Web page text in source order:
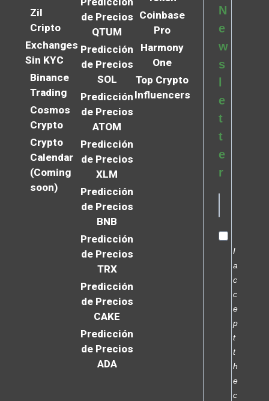
Zil
Cripto
Exchanges
Sin KYC
Binance
Trading
Cosmos
Crypto
Crypto
Calendar
(Coming
soon)
de Precios
QTUM
Predicción
de Precios
SOL
Predicción
de Precios
ATOM
Predicción
de Precios
XLM
Predicción
de Precios
BNB
Predicción
de Precios
TRX
Predicción
de Precios
CAKE
Predicción
de Precios
ADA
Coinbase
Pro
Harmony
One
Top Crypto
Influencers
N
e
w
s
e
t
t
e
r
I
a
c
c
e
p
t
t
h
e
c